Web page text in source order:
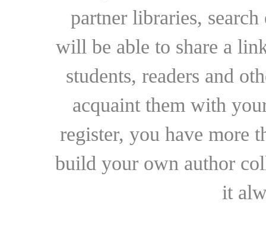
partner libraries,
will be able to share a
students, readers and
acquaint them with
register, you have more
build your own author
it